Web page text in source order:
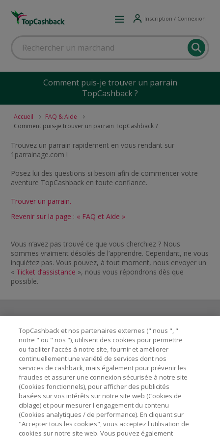
Inscription / Connexion
Comment puis-je trouver un parrain
TopCashback ?
Accueil
FAQ & Aide
Comment puis-je trouver un parrain TopCashback ?
Trouvez un parrain rapidement en vous rendant sur
1parrainage.com !
Posez lui des questions si besoin afin de commencer votre
aventure TopCashback en toute confiance.
Trouver un parrain.
Revenir sur la page : « FAQ et Aide »
Vous n’avez pas trouvé ce que vous cherchiez ? Nous
sommes vraiment désolés de l’apprendre. Cependant, ne vous
inquiétez pas. Vous pouvez, à tout moment, nous envoyer un
« Ticket d’assistance », nous vous répondrons dès que
possible.
Besoin d'aide ?
Astuces pour économiser
A propos de
Contactez-nous
Mentions légales
TopCashback et nos partenaires externes (" nous ", "
notre " ou " nos "), utilisent des cookies pour permettre
ou faciliter l'accès à notre site, fournir et améliorer
continuellement une variété de services dont nos
services de cashback, mais également pour prévenir les
fraudes et assurer une connexion sécurisée à notre site
(Cookies fonctionnels), pour afficher des publicités
basées sur vos intérêts sur notre site web (Cookies de
ciblage) et pour mesurer l'engagement du contenu
(Cookies analytiques / de performance). En cliquant sur
"Accepter tous les cookies", vous acceptez l'utilisation de
cookies sur notre site web. Vous pouvez également